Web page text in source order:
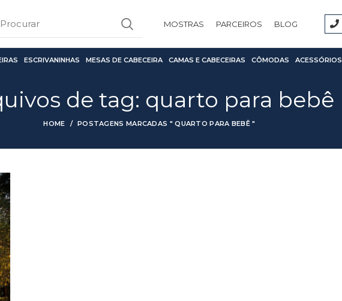
MOSTRAS PARCEIROS BLOG
ESCRIVANINHAS MESAS DE CABECEIRA CAMAS E CABECEIRAS CÔMODAS ACESSÓRIOS
de tag: quarto para bebê
HOME POSTAGENS MARCADAS " QUARTO PARA BEBÊ "